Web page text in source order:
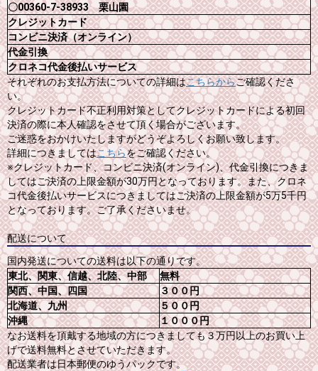
〇00360-7-38933 栗山園
クレジットカード
コンビニ決済（オンライン）
代金引換
クロネコ代金後払いサービス
それぞれのお支払方法についての詳細はこちらからご確認くださ
い。
クレジットカード不正利用対策としてクレジットカードによる初回
決済の際に本人確認をさせて頂く場合がございます。
ご迷惑をおかけいたしますがどうぞよろしくお願い致します。
詳細につきましてはこちらをご確認ください。
※クレジットカード、コンビニ決済(オンライン)、代金引換につきま
してはご決済の上限金額が30万円となっております。また、クロネ
コ代金後払いサービスにつきましてはご決済の上限金額が5万5千円
となっております。ご了承くださいませ。
配送について
国内発送についての送料は以下の通りです。
東北、関東、信越、北陸、中部
無料
関西、中国、四国
３００円
北海道、九州
５００円
沖縄
１０００円
なお送料を頂戴する地域の方につきましても３万円以上のお買い上
げで送料無料とさせていただきます。
配送業者は日本郵便のゆうパックです。